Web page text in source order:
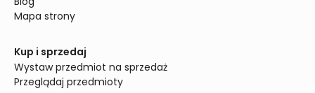
Mapa strony
Kup i sprzedaj
Wystaw przedmiot na sprzedaż
Przeglądaj przedmioty